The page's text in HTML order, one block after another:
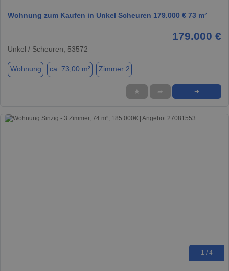
Wohnung zum Kaufen in Unkel Scheuren 179.000 € 73 m²
179.000 €
Unkel / Scheuren, 53572
Wohnung ca. 73,00 m² Zimmer 2
★ ➦ ➜
1 / 4